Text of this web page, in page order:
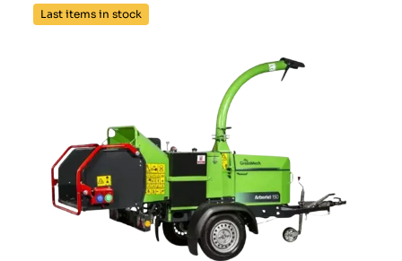
Last items in stock